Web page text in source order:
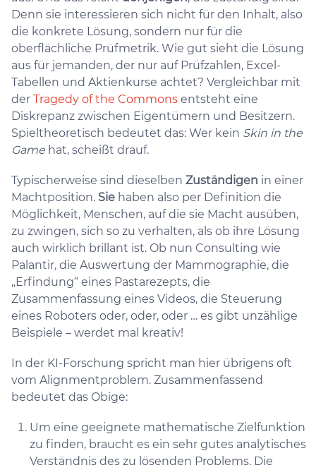
Denn sie interessieren sich nicht für den Inhalt, also
die konkrete Lösung, sondern nur für die
oberflächliche Prüfmetrik. Wie gut sieht die Lösung
aus für jemanden, der nur auf Prüfzahlen, Excel-
Tabellen und Aktienkurse achtet? Vergleichbar mit
der Tragedy of the Commons entsteht eine
Diskrepanz zwischen Eigentümern und Besitzern.
Spieltheoretisch bedeutet das: Wer kein Skin in the
Game hat, scheißt drauf.
Typischerweise sind dieselben Zuständigen in einer
Machtposition. Sie haben also per Definition die
Möglichkeit, Menschen, auf die sie Macht ausüben,
zu zwingen, sich so zu verhalten, als ob ihre Lösung
auch wirklich brillant ist. Ob nun Consulting wie
Palantir, die Auswertung der Mammographie, die
„Erfindung“ eines Pastarezepts, die
Zusammenfassung eines Videos, die Steuerung
eines Roboters oder, oder, oder … es gibt unzählige
Beispiele – werdet mal kreativ!
In der KI-Forschung spricht man hier übrigens oft
vom Alignmentproblem. Zusammenfassend
bedeutet das Obige:
Um eine geeignete mathematische Zielfunktion
zu finden, braucht es ein sehr gutes analytisches
Verständnis des zu lösenden Problems. Die